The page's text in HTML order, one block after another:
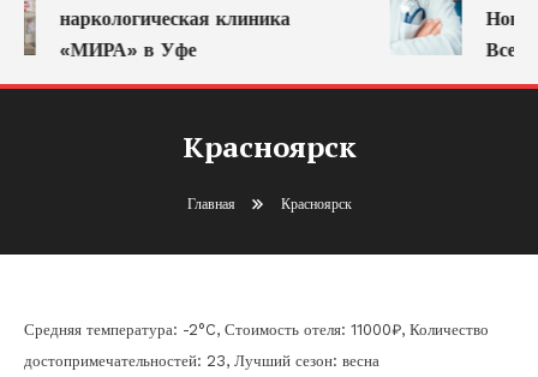
наркологическая клиника
«МИРА» в Уфе
Красноярск
Главная Красноярск
Средняя температура: -2°C, Стоимость отеля: 11000₽, Количество
достопримечательностей: 23, Лучший сезон: весна